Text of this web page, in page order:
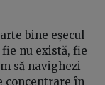
bine eșecul
nu există, fie
să navighezi
concentrare în